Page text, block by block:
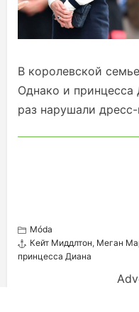
В королевской
Однако и
раз нарушали
Móda
Кейт Миддлтон, Меган
принцесса Диана